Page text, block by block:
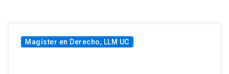
Magíster en Derecho, LLM UC